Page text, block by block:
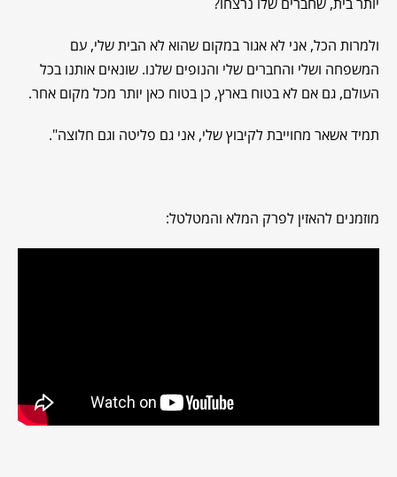
ולמרות הכל, אני לא אגור במקום שהוא לא הבית שלי, עם
המשפחה ושלי והחברים שלי והנופים שלנו. שונאים אותנו בכל
העולם, גם אם לא בטוח בארץ, כן בטוח כאן יותר מכל מקום אחר.
תמיד אשאר מחוייבת לקיבוץ שלי, אני גם פליטה וגם חלוצה".
מוזמנים להאזין לפרק המלא והמטלטל: